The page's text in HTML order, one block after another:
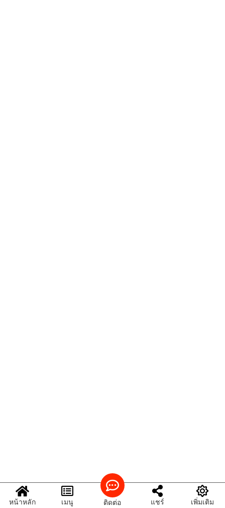
หน้าหลัก เมนู ติดต่อ แชร์ เพิ่มเติม